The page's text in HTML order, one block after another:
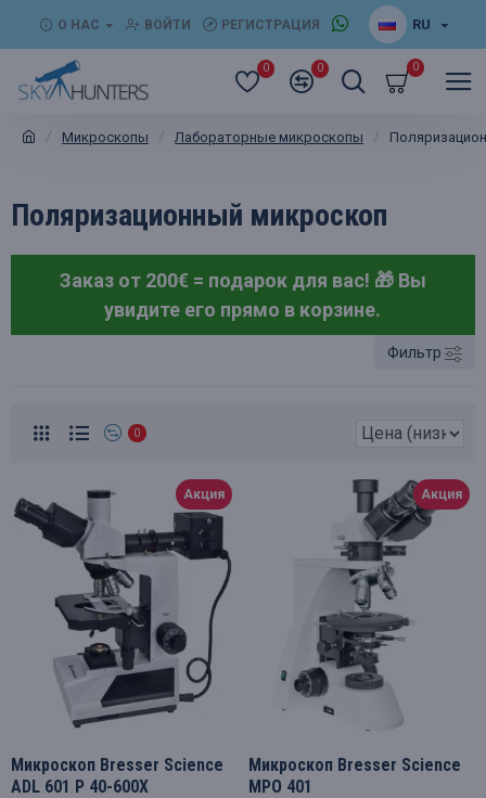
О НАС ВОЙТИ РЕГИСТРАЦИЯ RU
0 0 0
Микроскопы Лабораторные микроскопы
Поляризационный микроскоп
Заказ от 200€ = подарок для вас! 🎁 Вы
увидите его прямо в корзине.
Фильтр
0
Акция
Микроскоп Bresser Science
ADL 601 P 40-600X
Акция
Микроскоп Bresser Science
MPO 401